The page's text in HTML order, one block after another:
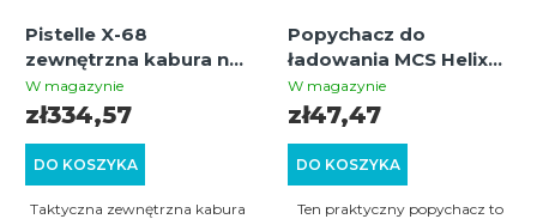
Pistelle X-68
zewnętrzna kabura na
pas (OWB)
kompatybilna z
latarką/laserem
W magazynie
DO KOSZYKA
zł334,57
Taktyczna zewnętrzna kabura
Popychacz do
ładowania MCS Helix
DMAG / Ladestab
W magazynie
DO KOSZYKA
zł47,47
Ten praktyczny popychacz to